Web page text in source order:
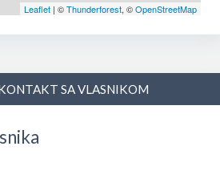
Leaflet | ©Thunderforest, ©OpenStreetMap
SA VLASNIKOM